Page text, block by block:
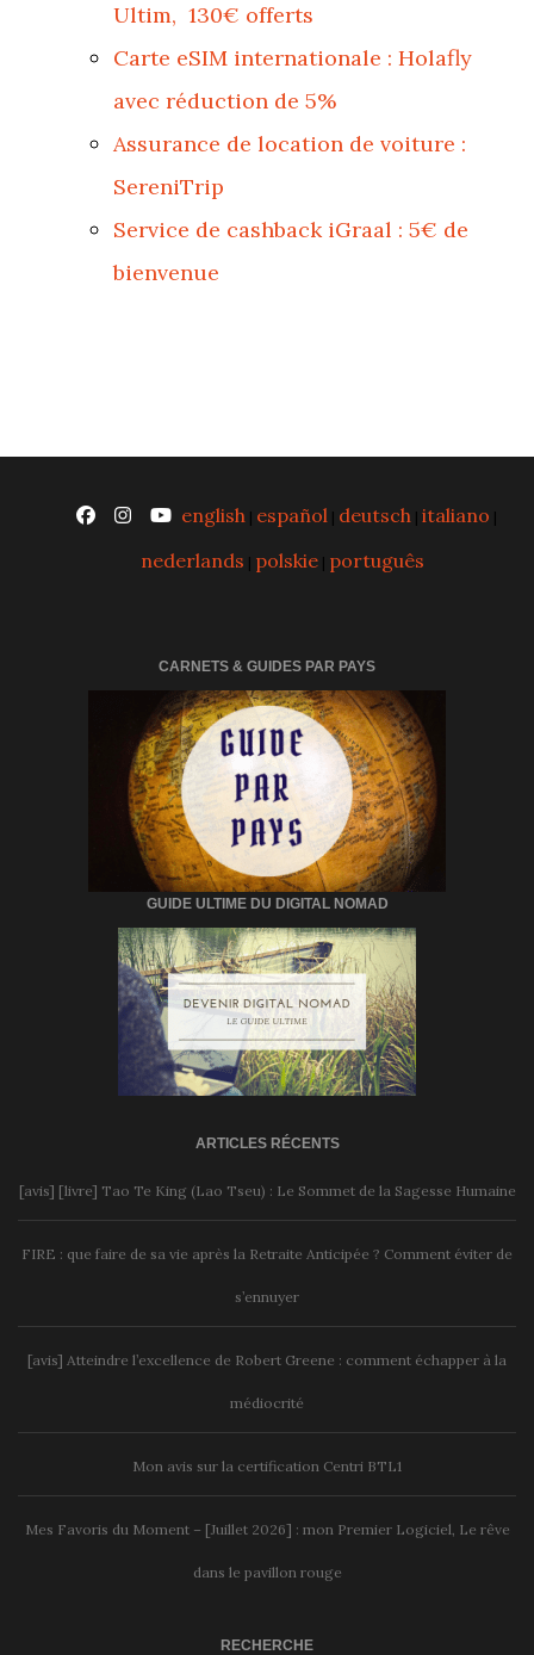
Ultim, 130€ offerts
Carte eSIM internationale : Holafly
avec réduction de 5%
Assurance de location de voiture :
SereniTrip
Service de cashback iGraal : 5€ de
bienvenue
english | español | deutsch |italiano |
nederlands | polskie| português
CARNETS & GUIDES PAR PAYS
GUIDE ULTIME DU DIGITAL NOMAD
ARTICLES RÉCENTS
[avis] [livre] Tao Te King (Lao Tseu) : Le Sommet de la Sagesse Humaine
FIRE : que faire de sa vie après la Retraite Anticipée ? Comment éviter de
s’ennuyer
[avis] Atteindre l’excellence de Robert Greene : comment échapper à la
médiocrité
Mon avis sur la certification Centri BTL1
Mes Favoris du Moment – [Juillet 2026] : mon Premier Logiciel, Le rêve
dans le pavillon rouge
RECHERCHE